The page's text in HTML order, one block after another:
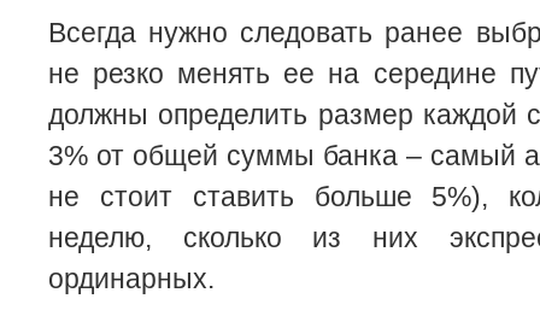
Всегда нужно следовать ранее
не резко менять ее на середине
должны определить размер каждой
3% от общей суммы банка – самый
не стоит ставить больше 5%),
неделю, сколько из них
ординарных.